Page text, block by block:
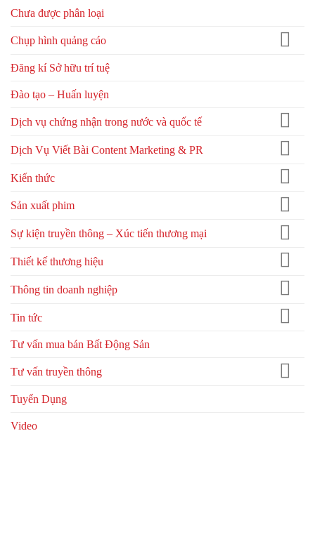
Chưa được phân loại
Chụp hình quảng cáo
Đăng kí Sở hữu trí tuệ
Đào tạo – Huấn luyện
Dịch vụ chứng nhận trong nước và quốc tế
Dịch Vụ Viết Bài Content Marketing & PR
Kiến thức
Sản xuất phim
Sự kiện truyền thông – Xúc tiến thương mại
Thiết kế thương hiệu
Thông tin doanh nghiệp
Tin tức
Tư vấn mua bán Bất Động Sản
Tư vấn truyền thông
Tuyển Dụng
Video